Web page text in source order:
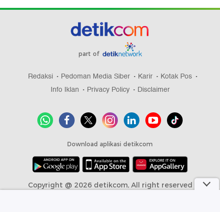
part of
Redaksi Pedoman Media Siber Karir
Kotak Pos
Info Iklan
Privacy Policy Disclaimer
Download aplikasi detikcom
Copyright @ 2026 detikcom, All right reserved